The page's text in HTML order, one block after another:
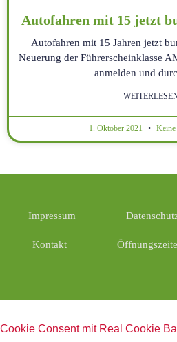
Autofahren mit 15 jetzt
Autofahren mit 15 Jahren jetzt
Neuerung der Führerscheinklasse
anmelden und
1. Oktober 2021 Keine
Impressum
Kontakt
Cookie Consent mit Real Cookie